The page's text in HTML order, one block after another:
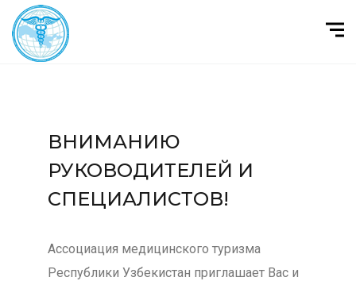
ВНИМАНИЮ
РУКОВОДИТЕЛЕЙ И
СПЕЦИАЛИСТОВ!
Ассоциация медицинского туризма
Республики Узбекистан приглашает Вас и